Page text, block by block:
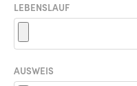
LEBENSLAUF
AUSWEIS